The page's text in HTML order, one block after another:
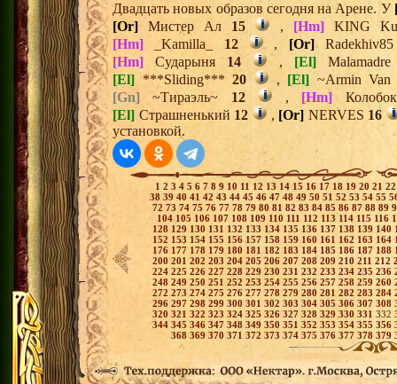
Двадцать новых образов сегодня на Арене. У
[Or] Мистер Ал 15 , [Hm]KING
[Hm] _Kamilla_ 12 , [Or]
[Hm] Сударыня 14 , [El]
[El] ***Sliding***20 , [El] ~Armin
[Gn] ~Тираэль~ 12 , [Hm]
[El] Страшненький 12 , [Or] NERVES 16
установкой.
1 2 3 4 5 6 7 8 9 10 11 12 13 14 15 16 17 18 19 20 21
38 39 40 41 42 43 44 45 46 47 48 49 50 51 52 53 54 55
72 73 74 75 76 77 78 79 80 81 82 83 84 85 86 87 88 89
104 105 106 107 108 109 110 111 112 113 114 115 116
128 129 130 131 132 133 134 135 136 137 138 139 140
152 153 154 155 156 157 158 159 160 161 162 163 164
176 177 178 179 180 181 182 183 184 185 186 187 188
200 201 202 203 204 205206 207 208 209 210 211 212
224 225 226 227 228 229 230 231 232 233 234 235 236
248 249 250 251 252 253 254 255 256 257 258 259 260
272 273 274 275 276 277 278 279 280 281 282 283 284
296 297 298 299 300 301 302 303 304 305 306 307 308
320 321 322 323 324 325 326 327 328 329 330 331 332
344 345 346 347 348 349 350 351 352 353 354 355 356
368 369 370 371 372 373 374 375 376 377 378 379